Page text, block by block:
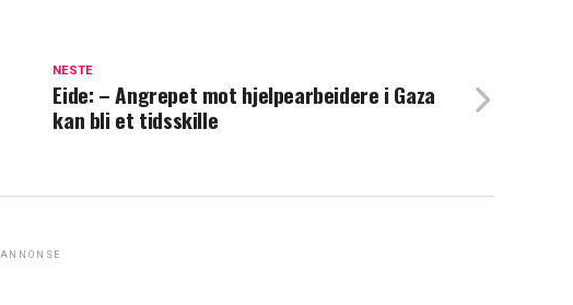
NESTE
Eide: – Angrepet mot hjelpearbeidere i Gaza
kan bli et tidsskille
ANNONSE